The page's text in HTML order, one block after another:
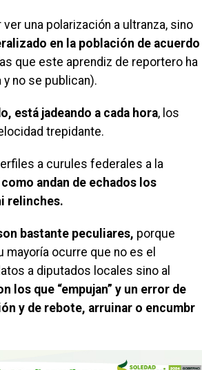
una polarización a ultranza, sino
en la población de acuerdo
que este aprendiz de reportero ha
no se publican).
está jadeando a cada hora, los
trepidante.
a curules federales a la
como andan de echados los
relinches.
bastante peculiares, porque
mayoría ocurre que no es el
a diputados locales sino al
los que “empujan” y un error de
y de rebote, arruinar o encumbr